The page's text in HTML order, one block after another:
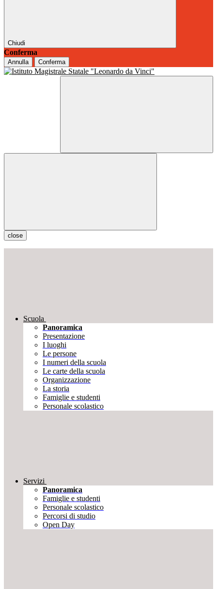
Chiudi
Conferma
Annulla Conferma
close
Scuola
Panoramica
Presentazione
I luoghi
Le persone
I numeri della scuola
Le carte della scuola
Organizzazione
La storia
Famiglie e studenti
Personale scolastico
Servizi
Panoramica
Famiglie e studenti
Personale scolastico
Percorsi di studio
Open Day